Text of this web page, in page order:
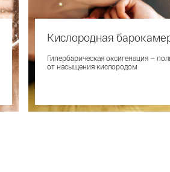
Кислородная
Гипербарическая оксигенация —
от насыщения кислородом